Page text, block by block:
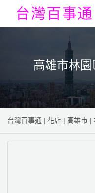
高雄市林
台灣百事通 | 花店 | 高雄市 |